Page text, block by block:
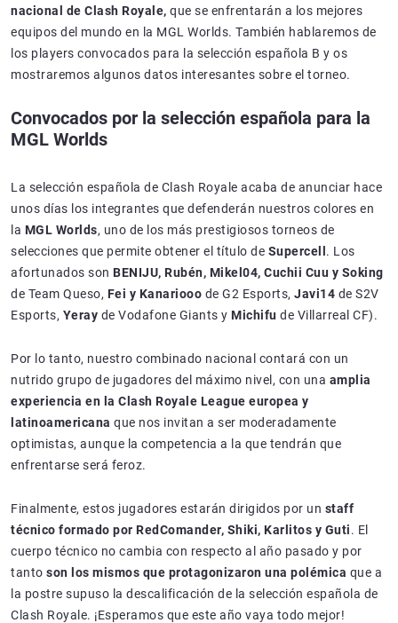
nacional de Clash Royale, que se enfrentarán a los mejores
equipos del mundo en la MGL Worlds. También hablaremos de
los players convocados para la selección española B y os
mostraremos algunos datos interesantes sobre el torneo.
Convocados por la selección española para la
MGL Worlds
La selección española de Clash Royale acaba de anunciar hace
unos días los integrantes que defenderán nuestros colores en
la MGL Worlds, uno de los más prestigiosos torneos de
selecciones que permite obtener el título de Supercell. Los
afortunados son BENIJU, Rubén, Mikel04, Cuchii Cuu y Soking
de Team Queso, Fei y Kanariooo de G2 Esports, Javi14 de S2V
Esports, Yeray de Vodafone Giants y Michifu de Villarreal CF).
Por lo tanto, nuestro combinado nacional contará con un
nutrido grupo de jugadores del máximo nivel, con una amplia
experiencia en la Clash Royale League europea y
latinoamericana que nos invitan a ser moderadamente
optimistas, aunque la competencia a la que tendrán que
enfrentarse será feroz.
Finalmente, estos jugadores estarán dirigidos por un staff
técnico formado por RedComander, Shiki, Karlitos y Guti. El
cuerpo técnico no cambia con respecto al año pasado y por
tanto son los mismos que protagonizaron una polémica que a
la postre supuso la descalificación de la selección española de
Clash Royale. ¡Esperamos que este año vaya todo mejor!